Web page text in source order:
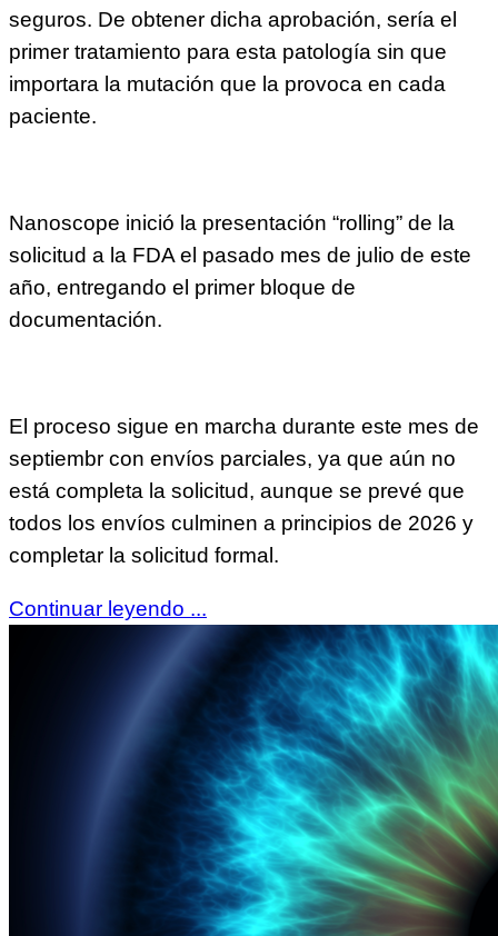
seguros. De obtener dicha aprobación, sería el
primer tratamiento para esta patología sin que
importara la mutación que la provoca en cada
paciente.
Nanoscope inició la presentación “rolling” de la
solicitud a la FDA el pasado mes de julio de este
año, entregando el primer bloque de
documentación.
El proceso sigue en marcha durante este mes de
septiembr con envíos parciales, ya que aún no
está completa la solicitud, aunque se prevé que
todos los envíos culminen a principios de 2026 y
completar la solicitud formal.
Continuar leyendo ...